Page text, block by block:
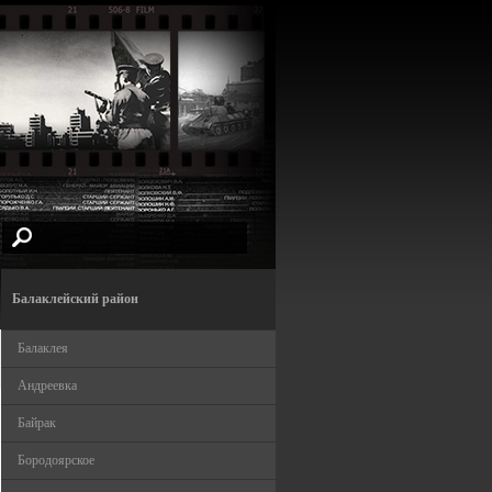
Балаклейский район
Балаклея
Андреевка
Байрак
Бородоярское